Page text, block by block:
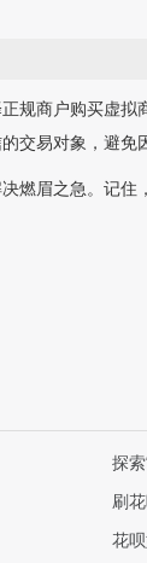
规商户购买虚
交易对象，避免
燃眉之急。记
探
刷
花